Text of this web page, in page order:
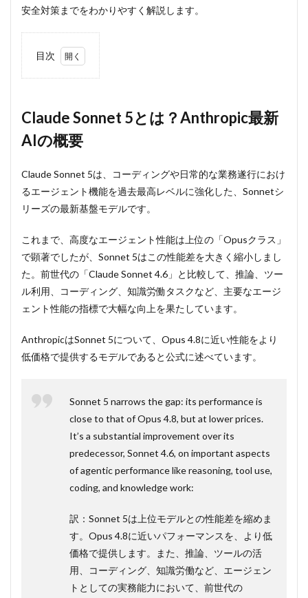
安全対策までをわかりやすく解説します。
目次
とは？
Anthropic
最新AIの
概要
Sonnet
5で何
ったの
か？4
つの驚
異的な
能・特
徴
① 放
置状
遂す
る強
Adaptive
応的思考）
のデフォル
（Claude
Code / API）
Claude Sonnet 5とは？Anthropic最新
AIの概要
Claude Sonnet 5は、コーディングや日常的な業務遂行におけ
るエージェント機能を過去最高レベルに強化した、Sonnetシ
リーズの最新基盤モデルです。
これまで、高度なエージェント性能は上位の「Opusクラス」
で顕著でしたが、Sonnet 5はこの性能差を大きく縮小しまし
た。前世代の「Claude Sonnet 4.6」と比較して、推論、ツー
ル利用、コーディング、知識労働タスクなど、主要なエージ
ェント性能の指標で大幅な向上を果たしています。
AnthropicはSonnet 5について、Opus 4.8に近い性能をより
低価格で提供するモデルであると公式に述べています。
Sonnet 5 narrows the gap: its performance is
close to that of Opus 4.8, but at lower prices.
It’s a substantial improvement over its
predecessor, Sonnet 4.6, on important aspects
of agentic performance like reasoning, tool use,
coding, and knowledge work:
訳：Sonnet 5は上位モデルとの性能差を縮めま
す。Opus 4.8に近いパフォーマンスを、より低
価格で提供します。また、推論、ツールの活
用、コーディング、知識労働など、エージェン
トとしての実務能力において、前世代の